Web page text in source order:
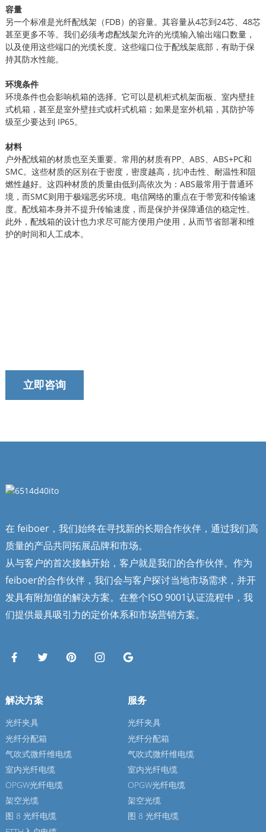
容量
另一个标准是光纤配线架（FDB）的容量。其容量从4芯到24芯、48芯
甚至更多不等。我们必须考虑配线架允许的光缆输入输出端口数量，
以及使用这些端口的光缆长度。这些端口位于配线架底部，有助于保
持其防水性能。
环境条件
环境条件也会影响机箱的选择。它可以是机柜式机架面板、室内壁挂
式机箱，甚至是室外壁挂式或杆式机箱；如果是室外机箱，其防护等
级至少要达到 IP65。
材料
户外配线箱的材质也至关重要。常用的材质有PP、ABS、ABS+PC和
SMC。这些材质的区别在于密度，密度越高，抗冲击性、耐温性和阻
燃性越好。这四种材质的质量由低到高依次为：ABS最常用于普通环
境，而SMC则用于极端恶劣环境。电信网络的重点在于带宽和传输速
度。配线箱本身并不提升传输速度，而是保护并保障通信的稳定性。
此外，配线箱的设计也力求尽可能方便用户使用，从而节省部署和维
护的时间和人工成本。
立即咨询
在 feiboer，我们始终在寻找新的长期合作伙伴，通过我们高
质量的产品共同拓展品牌和市场。
从与客户的首次接触开始，客户就是我们的合作伙伴。作为
feiboer的合作伙伴，我们会与客户探讨当地市场需求，并开
发具有附加值的解决方案。在整个ISO 9001认证流程中，我
们提供最具吸引力的定价体系和市场营销方案。
解决方案
光纤夹具
光纤分配箱
气吹式微纤维电缆
室内光纤电缆
OPGW光纤电缆
架空光缆
图 8 光纤电缆
服务
光纤夹具
光纤分配箱
气吹式微纤维电缆
室内光纤电缆
OPGW光纤电缆
架空光缆
图 8 光纤电缆